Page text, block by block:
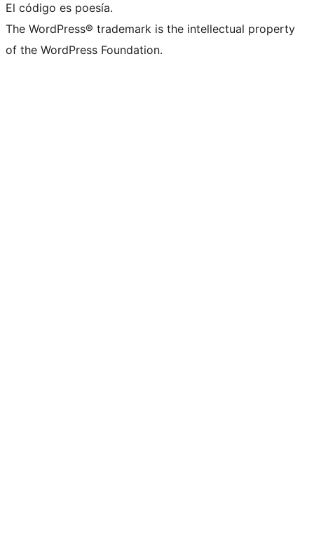
El código es poesía.
The WordPress® trademark is the intellectual property
of the WordPress Foundation.